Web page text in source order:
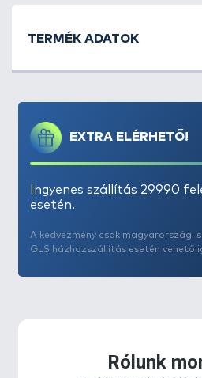
EXTRA ELÉRHETŐ!
Ingyenes szállítás 29990
esetén.
A kedvezmény csak magyarországi
GLS házhozszállítás esetén vehető
TERMÉK ADATOK